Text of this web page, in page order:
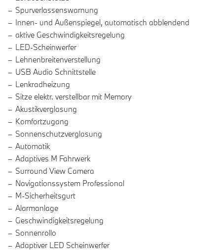
Spurverlassenswarnung
Innen- und Außenspiegel, automatisch abblendend
aktive Geschwindigkeitsregelung
LED-Scheinwerfer
Lehnenbreitenverstellung
USB Audio Schnittstelle
Lenkradheizung
Sitze elektr. verstellbar mit Memory
Akustikverglasung
Komfortzugang
Sonnenschutzverglasung
Automatik
Adaptives M Fahrwerk
Surround View Camera
Navigationssystem Professional
M-Sicherheitsgurt
Alarmanlage
Geschwindigkeitsregelung
Sonnenrollo
Adaptiver LED Scheinwerfer